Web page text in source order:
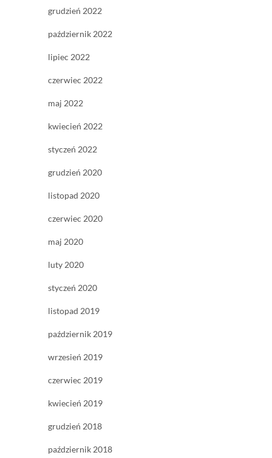
grudzień 2022
październik 2022
lipiec 2022
czerwiec 2022
maj 2022
kwiecień 2022
styczeń 2022
grudzień 2020
listopad 2020
czerwiec 2020
maj 2020
luty 2020
styczeń 2020
listopad 2019
październik 2019
wrzesień 2019
czerwiec 2019
kwiecień 2019
grudzień 2018
październik 2018